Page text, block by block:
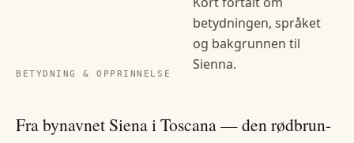
BETYDNING & OPPRINNELSE
betydningen, språket
og bakgrunnen til
Sienna.
Fra bynavnet Siena i Toscana — den rødbrun-